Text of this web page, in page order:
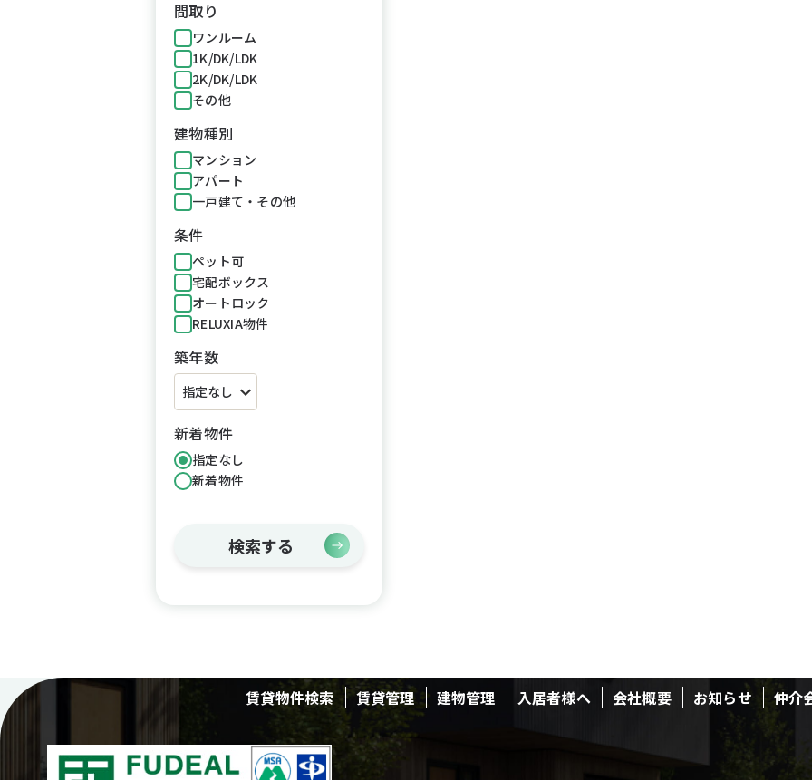
間取り
ワンルーム
1K/DK/LDK
2K/DK/LDK
その他
建物種別
マンション
アパート
一戸建て・その他
条件
ペット可
宅配ボックス
オートロック
RELUXIA物件
築年数
新着物件
指定なし
新着物件
検索する
賃貸物件検索 賃貸管理 建物管理 入居者様へ 会社概要 お知らせ 仲介